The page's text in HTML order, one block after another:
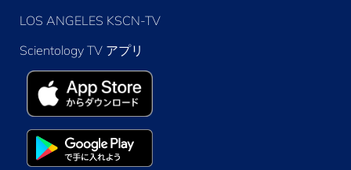
LOS ANGELES KSCN-TV
Scientology TV アプリ